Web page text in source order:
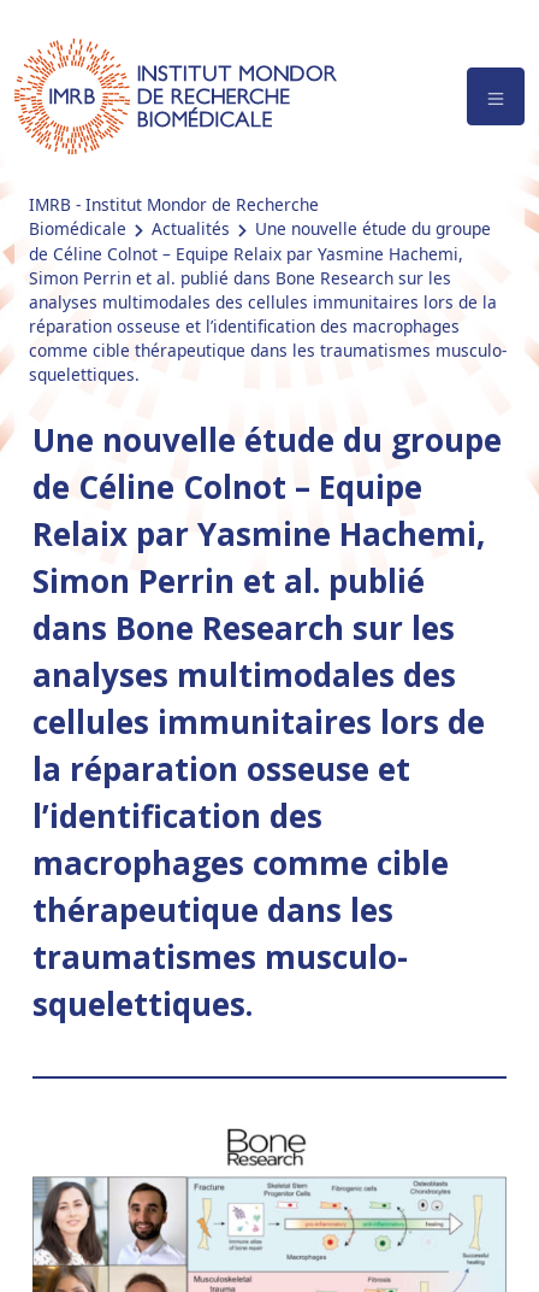
IMRB - Institut Mondor de Recherche
Biomédicale
Actualités
Une nouvelle étude du groupe
de Céline Colnot – Equipe Relaix par Yasmine Hachemi,
Simon Perrin et al. publié dans Bone Research sur les
analyses multimodales des cellules immunitaires lors de la
réparation osseuse et l’identification des macrophages
comme cible thérapeutique dans les traumatismes musculo-
squelettiques.
Une nouvelle étude du groupe
de Céline Colnot – Equipe
Relaix par Yasmine Hachemi,
Simon Perrin et al. publié
dans Bone Research sur les
analyses multimodales des
cellules immunitaires lors de
la réparation osseuse et
l’identification des
macrophages comme cible
thérapeutique dans les
traumatismes musculo-
squelettiques.